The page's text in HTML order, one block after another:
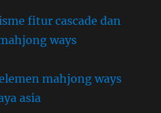
fitur cascade dan
ways
mahjong ways
asia